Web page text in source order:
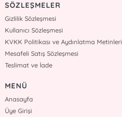
SÖZLEŞMELER
Gizlilik Sözleşmesi
Kullanıcı Sözleşmesi
KVKK Politikası ve Aydınlatma Metinleri
Mesafeli Satış Sözleşmesi
Teslimat ve İade
MENÜ
Anasayfa
Üye Girişi